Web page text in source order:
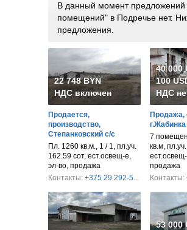
В данный момент предложений
помещений" в Подречье нет.
предложения.
22 748 BYN
НДС включен
Продается,
производство,
Степанковский с/с
Пл. 1260 кв.м., 1 / 1, пл.уч.
162.59 сот, ест.освещ-е,
эл-во, продажа
Контакты: +375 29 292-5...
40 000
100
НДС
Продажа,
г.Жабинка
7
кв.м,
продажа
Контакты:
53 000